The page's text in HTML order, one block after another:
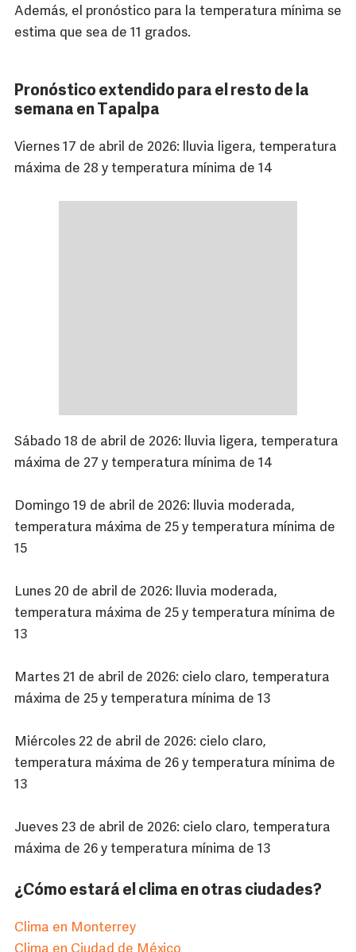
Además, el pronóstico para la temperatura mínima se
estima que sea de 11 grados.
Pronóstico extendido para el resto de la
semana en Tapalpa
Viernes 17 de abril de 2026: lluvia ligera, temperatura
máxima de 28 y temperatura mínima de 14
Sábado 18 de abril de 2026: lluvia ligera, temperatura
máxima de 27 y temperatura mínima de 14
Domingo 19 de abril de 2026: lluvia moderada,
temperatura máxima de 25 y temperatura mínima de
15
Lunes 20 de abril de 2026: lluvia moderada,
temperatura máxima de 25 y temperatura mínima de
13
Martes 21 de abril de 2026: cielo claro, temperatura
máxima de 25 y temperatura mínima de 13
Miércoles 22 de abril de 2026: cielo claro,
temperatura máxima de 26 y temperatura mínima de
13
Jueves 23 de abril de 2026: cielo claro, temperatura
máxima de 26 y temperatura mínima de 13
¿Cómo estará el clima en otras ciudades?
Clima en Monterrey